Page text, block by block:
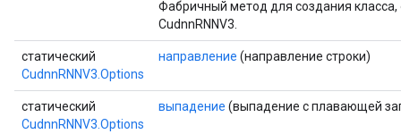
Фабричный метод для создания
CudnnRNNV3.
статический
CudnnRNNV3.Options
направление (направление строки)
статический
CudnnRNNV3.Options
выпадение (выпадение с плавающей